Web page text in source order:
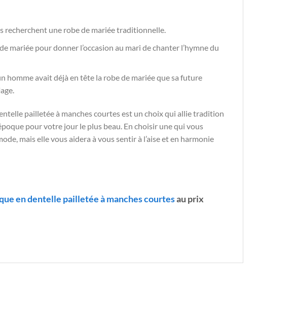
recherchent une robe de mariée traditionnelle.
mariée pour donner l’occasion au mari de chanter l’hymne du
homme avait déjà en tête la robe de mariée que sa future
pailletée à manches courtes est un choix qui allie tradition
pour votre jour le plus beau. En choisir une qui vous
mais elle vous aidera à vous sentir à l’aise et en harmonie
en dentelle pailletée à manches courtesau prix